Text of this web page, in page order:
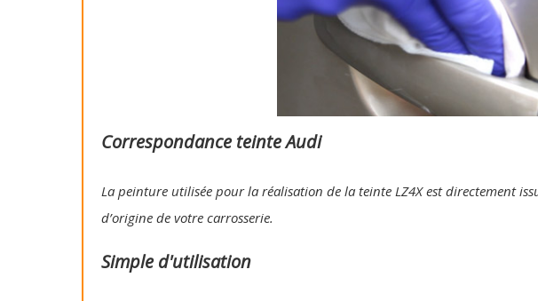
Correspondance teinte Audi
La peinture utilisée pour la réalisation de la teinte LZ4X est directement
d’origine de votre carrosserie.
Simple d'utilisation